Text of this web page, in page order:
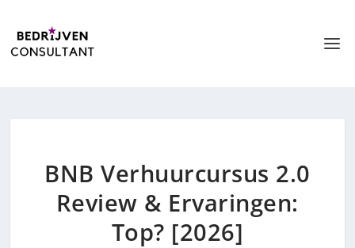
BNB Verhuurcursus 2.0
Review & Ervaringen:
Top? [2026]